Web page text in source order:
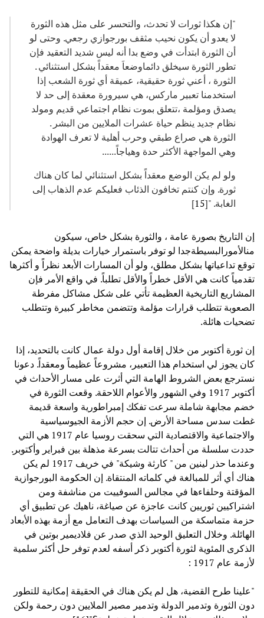
"إن هكذا ثورات لا تحدث، والتحسر على مثل هذه الثورة
لا يعدو أن يكون نحيب مثقف بورجوازي رجعي. وحتى لو
أن الثورة ابتدأت في وضع بدا أنه ليس شديد التعقيد فإن
تطور الثورة سيخلق دائماوضعاَ معقداً بشكل استثنائي .
الثورة ، أعني ثورة حقيقية، عميقة أي ثورة الشعب إذا
استخدمنا تعبير ماركس، هي سيرورة معقدة إلى حد لا
يصدق ومؤلمة ،تتعلق بموت نظام اجتماعي قديم ومولد
نظام جديد ينظم حياة عشرات الملايين من البشر .
الثورة هي صراع طبقي وحرب أهلية لا تعرف الهوادة
وهي المواجهة الأكثر حدة وهياجاً......
ولو لم يكن الوضع معقداً بشكل استثنائي لما كان هناك
ثورة. وإن كنتم تخافون الذئاب فعليكم عدم الذهاب إلى
الغابة. "[15
]
إن التاريخ بصورة عامة ، والثورة بشكل خاص، سيكون
منالأمورالبسيطةجدا لو توفر باستمرار خيارات بديلة واضحة يمكن
توقع تداعياتها بشكل مطلق، ولو أن المسارات الأبعد نظراً و أكثرها
تقدمياً كانت هي الأقل خطراً والأقل تطلباً. في واقع الأمر فإن
المشاريع التاريخية العظيمة تأتي على شكل مشاكل مفرطة
الصعوبة تتطلب قرارات مؤلمة وتتضمن مخاطر كبيرة وتتطلب
تضحيات هائلة.
إن ثورة أكتوبر من خلال إقامة أول دولة عمال كانت بالتحديد، إذا
كان يجوز لي استخدام هذا التعبير، مشروعاً عظيماً ومعقداً. دعونا
نسترجع بعض الشروط الهامة التي أثرت على مسار الأحداث في
أكتوبر 1917 وفي الشهور والأعوام اللاحقة. وقعت الثورة في
خضم مجابهة شاملة سرعت تفكك إمبراطورية واسعة قديمة
غطت سدس مساحة الأرض. إن حجم الأزمة الجيوسياسية
والاجتماعية والاقتصادية التي سحقت روسيا عام 1917 هي التي
حددت سلسلة من أحداث تتالت بسرعة مذهلة بين فبراير وأكتوبر.
وعندما حذر لينين من " كارثة وشيكة" في خريف 1917 لم يكن
هناك أي أثر للمبالغة في كلماته المنتقاة. إن الحكومة البورجوازية
المؤقتة وحلفاءها في مجالس السوفييت من مناشفة ومن
اشتراكيين ثوريين كانت عاجزة عن صياغة، ناهيك عن تطبيق أي
حزمة متماسكة من السياسات بهدف التعامل مع أزمة بهذه الأبعاد
الهائلة. وخلال التعليق الوحيد الذي صدر عن فلاديمير بوتين في
الذكرى المئوية لثورة أكتوبر ذكر أسفه لعدم توفر حل أكثر سلمية
لأزمة عام 1917 :
"علينا طرح القضية، هل لم يكن هناك في الحقيقة إمكانية للتطور
دون الثورة وتدمير الدولة وتدمير مصير الملايين دون رحمة ولكن